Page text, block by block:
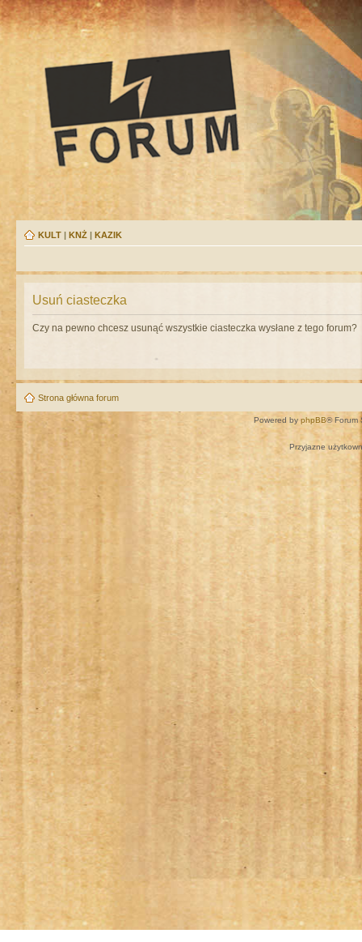
KULT | KNŻ | KAZIK
Usuń ciasteczka
Czy na pewno chcesz usunąć wszystkie ciasteczka wysłane z tego forum?
Strona główna forum
Powered by phpBB® Forum
Przyjazne